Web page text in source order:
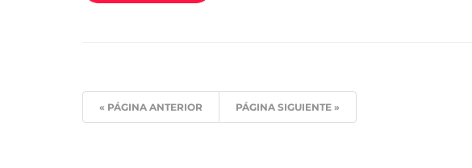
« PÁGINA ANTERIOR PÁGINA SIGUIENTE »